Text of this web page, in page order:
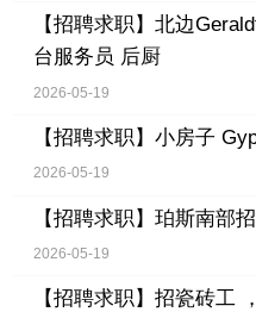
【招聘求职】 北边
台服务员 后厨
2026-05-19
【招聘求职】 小房子
2026-05-19
【招聘求职】
2026-05-19
【招聘求职】 招瓷砖工